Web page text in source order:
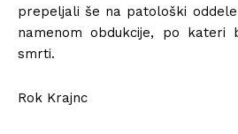
prepeljali še na patološki
namenom obdukcije, po kateri
smrti.
Rok Krajnc